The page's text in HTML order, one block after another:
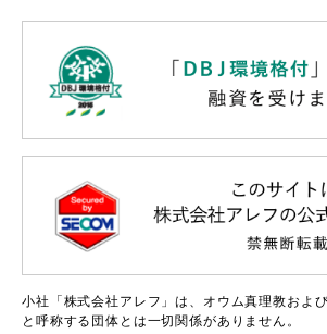
小社「株式会社アレフ」は、オウム真理教およ
と呼称する団体とは一切関係がありません。